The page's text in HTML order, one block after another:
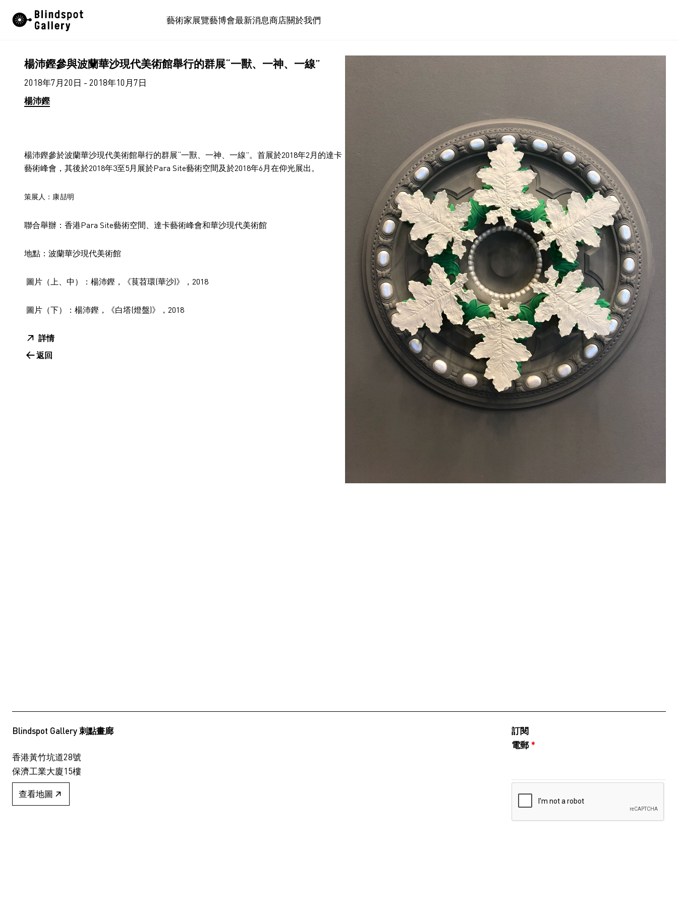
藝術家展覽藝博會最新消息商店關於我們
楊沛鏗參與波蘭華沙現代美術館舉行的群展“一獸、一神、一線”
2018年7月20日 - 2018年10月7日
楊沛鏗
楊沛鏗參於波蘭華沙現代美術館舉行的群展“一獸、一神、一線”。 首展於2018年2月的達卡
藝術峰會，其後於2018年3至5月展於Para Site藝術空間及於2018年6月在仰光展出。
策展人： 康喆明
聯合舉辦 ： 香港Para Site藝術空間、達卡藝術峰會和華沙現代美術館
地點： 波蘭華沙現代美術館
圖片（上、中）：楊沛鏗，《茛苕環(華沙)》，2018
圖片（下）：楊沛鏗，《白塔(燈盤)》，2018
詳情
返回
Blindspot Gallery 刺點畫廊
香港黃竹坑道28號
保濟工業大廈15樓
查看地圖
訂閱
電郵 *